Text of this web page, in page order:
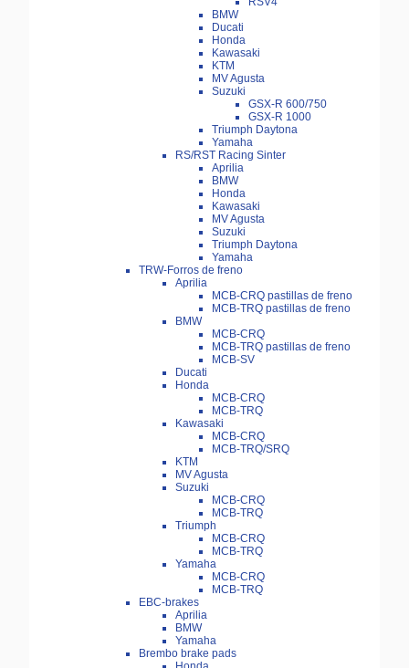
BMW
Ducati
Honda
Kawasaki
KTM
MV Agusta
Suzuki
GSX-R 600/750
GSX-R 1000
Triumph Daytona
Yamaha
RS/RST Racing Sinter
Aprilia
BMW
Honda
Kawasaki
MV Agusta
Suzuki
Triumph Daytona
Yamaha
TRW-Forros de freno
Aprilia
MCB-CRQ pastillas de freno
MCB-TRQ pastillas de freno
BMW
MCB-CRQ
MCB-TRQ pastillas de freno
MCB-SV
Ducati
Honda
MCB-CRQ
MCB-TRQ
Kawasaki
MCB-CRQ
MCB-TRQ/SRQ
KTM
MV Agusta
Suzuki
MCB-CRQ
MCB-TRQ
Triumph
MCB-CRQ
MCB-TRQ
Yamaha
MCB-CRQ
MCB-TRQ
EBC-brakes
Aprilia
BMW
Yamaha
Brembo brake pads